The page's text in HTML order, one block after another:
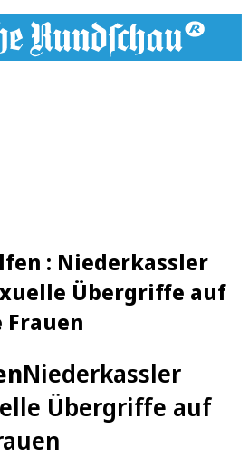
: Niederkassler
Übergriffe auf
Niederkassler
Übergriffe auf